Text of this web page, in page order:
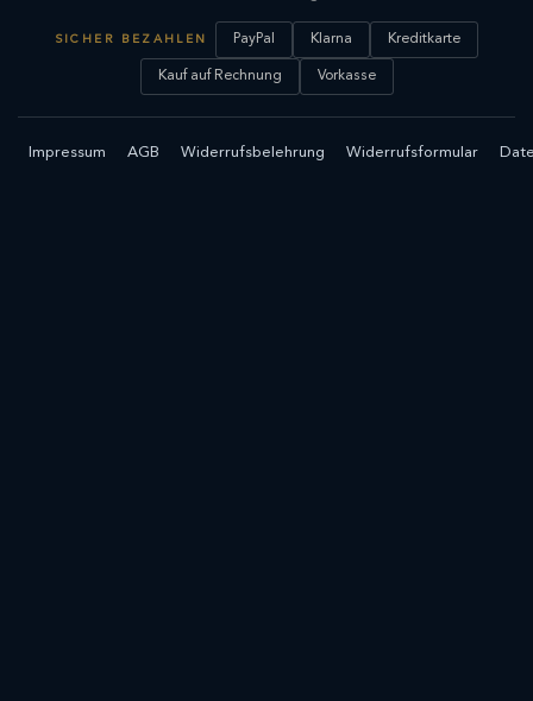
SICHER BEZAHLEN PayPal Klarna Kreditkarte
Kauf auf Rechnung Vorkasse
Impressum AGB Widerrufsbelehrung Widerrufsformular